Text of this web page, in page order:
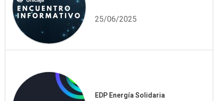
25/06/2025
EDP Energía Solidaria